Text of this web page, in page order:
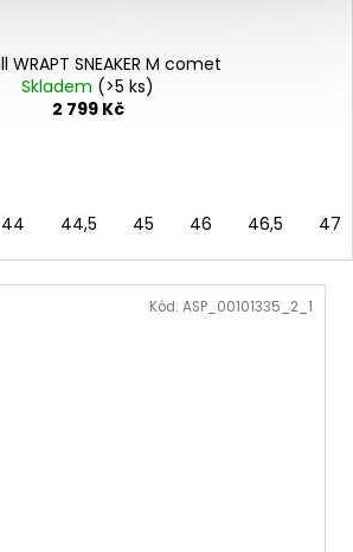
WRAPT SNEAKER M comet
Skladem (>5 ks)
2 799 Kč
44 44,5 45 46 46,5 47
Kód: ASP_00101335_2_1